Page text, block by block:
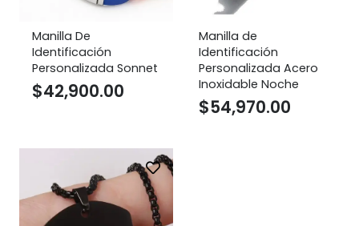
Manilla De
Identificación
Personalizada Sonnet
$42,900.00
Manilla de
Identificación
Personalizada Acero
Inoxidable Noche
$54,970.00